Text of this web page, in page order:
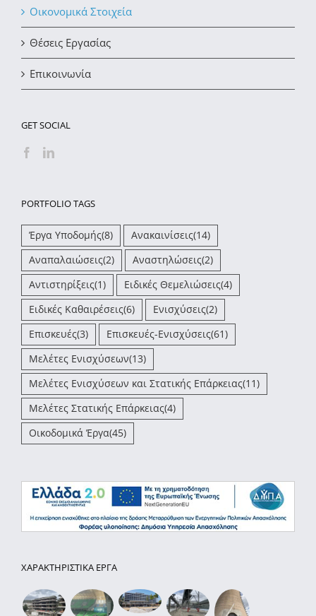
Οικονομικά Στοιχεία
Θέσεις Εργασίας
Επικοινωνία
GET SOCIAL
PORTFOLIO TAGS
Έργα Υποδομής(8) Ανακαινίσεις(14)
Αναπαλαιώσεις(2) Αναστηλώσεις(2)
Αντιστηρίξεις(1) Ειδικές Θεμελιώσεις(4)
Ειδικές Καθαιρέσεις(6) Ενισχύσεις(2)
Επισκευές(3) Επισκευές-Ενισχύσεις(61)
Μελέτες Ενισχύσεων(13)
Μελέτες Ενισχύσεων και Στατικής Επάρκειας(11)
Μελέτες Στατικής Επάρκειας(4)
Οικοδομικά Έργα(45)
ΧΑΡΑΚΤΗΡΙΣΤΙΚΑ ΕΡΓΑ